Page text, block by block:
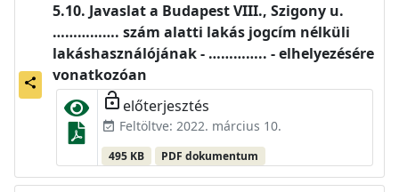
share
Javaslat a Budapest VIII., Szigony u.
……………. szám alatti lakás jogcím nélküli
lakáshasználójának - ………….. - elhelyezésére
vonatkozóan
lock_open előterjesztés
event_available Feltöltve: 2022. március 10.
495 KB PDF dokumentum